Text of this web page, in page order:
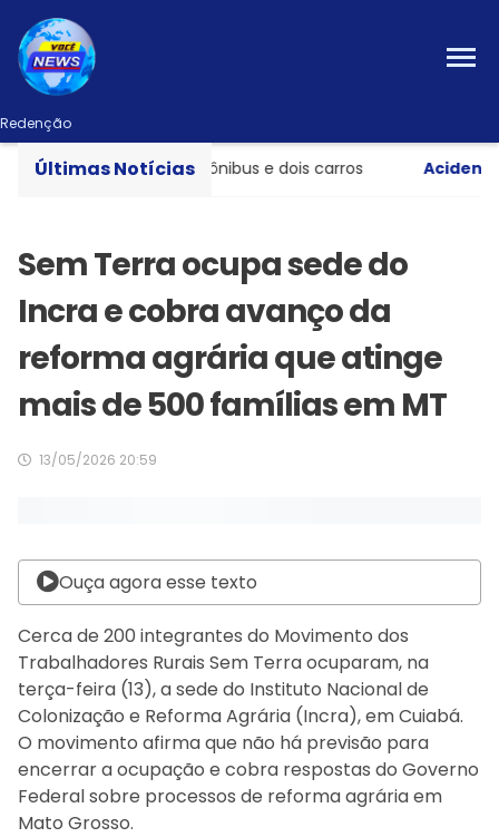
Redenção
Últimas Notícias
entre caminhão, ônibus e dois carros Acidente
Sem Terra ocupa sede do
Incra e cobra avanço da
reforma agrária que atinge
mais de 500 famílias em MT
13/05/2026 20:59
Ouça agora esse texto
Cerca de 200 integrantes do Movimento dos
Trabalhadores Rurais Sem Terra ocuparam, na
terça-feira (13), a sede do Instituto Nacional de
Colonização e Reforma Agrária (Incra), em Cuiabá.
O movimento afirma que não há previsão para
encerrar a ocupação e cobra respostas do Governo
Federal sobre processos de reforma agrária em
Mato Grosso.